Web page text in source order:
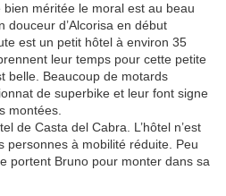
méritée le moral est au beau
douceur d’Alcorisa en début
est un petit hôtel à environ 35
leur temps pour cette petite
belle. Beaucoup de motards
de superbike et leur font signe
montées.
de Casta del Cabra. L’hôtel n’est
personnes à mobilité réduite. Peu
portent Bruno pour monter dans sa